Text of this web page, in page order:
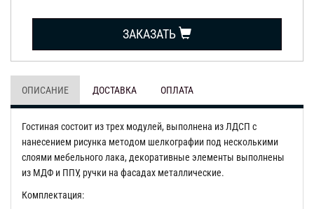
ЗАКАЗАТЬ
ОПИСАНИЕ ДОСТАВКА ОПЛАТА
Гостиная состоит из трех модулей, выполнена из ЛДСП с
нанесением рисунка методом шелкографии под несколькими
слоями мебельного лака, декоративные элементы выполнены
из МДФ и ППУ, ручки на фасадах металлические.
Комплектация: